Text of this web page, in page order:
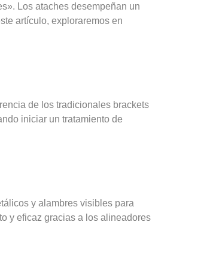
Los ataches desempeñan un
artículo, exploraremos en
de los tradicionales brackets
iniciar un tratamiento de
y alambres visibles para
y eficaz gracias a los alineadores